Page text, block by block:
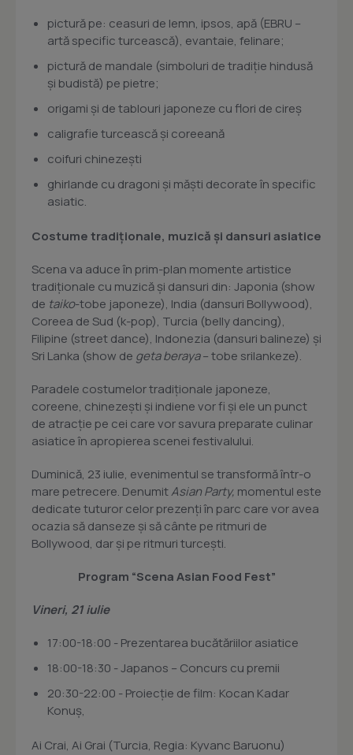
pictură pe: ceasuri de lemn, ipsos, apă (EBRU –
artă specific turcească), evantaie, felinare;
pictură de mandale (simboluri de tradiție hindusă
și budistă) pe pietre;
origami și de tablouri japoneze cu flori de cireș
caligrafie turcească și coreeană
coifuri chinezești
ghirlande cu dragoni și măști decorate în specific
asiatic.
Costume tradiționale, muzică și dansuri asiatice
Scena va aduce în prim-plan momente artistice
tradiționale cu muzică și dansuri din: Japonia (show
de taiko-tobe japoneze), India (dansuri Bollywood),
Coreea de Sud (k-pop), Turcia (belly dancing),
Filipine (street dance), Indonezia (dansuri balineze) și
Sri Lanka (show de geta beraya– tobe srilankeze).
Paradele costumelor tradiționale japoneze,
coreene, chinezești și indiene vor fi și ele un punct
de atracție pe cei care vor savura preparate culinar
asiatice în apropierea scenei festivalului.
Duminică, 23 iulie, evenimentul se transformă într-o
mare petrecere. DenumitAsian Party, momentul este
dedicate tuturor celor prezenți în parc care vor avea
ocazia să danseze și să cânte pe ritmuri de
Bollywood, dar și pe ritmuri turcești.
Program “Scena Asian Food Fest”
Vineri, 21 iulie
17:00-18:00 - Prezentarea bucătăriilor asiatice
18:00-18:30 - Japanos – Concurs cu premii
20:30-22:00 - Proiecție de film: Kocan Kadar
Konuş,
Ai Crai, Ai Grai (Turcia, Regia: Kyvanc Baruonu)